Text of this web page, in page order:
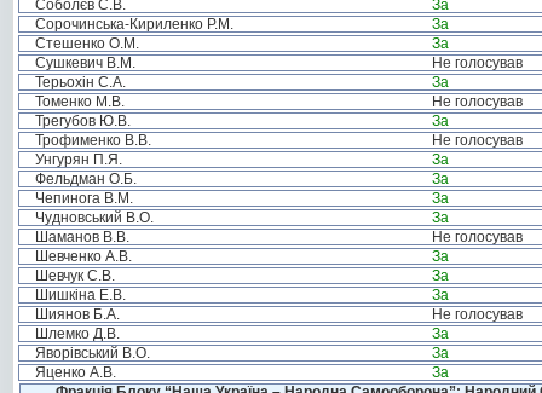
Соболєв С.В.
За
Сорочинська-Кириленко Р.М.
За
Стешенко О.М.
За
Сушкевич В.М.
Не голосував
Терьохін С.А.
За
Томенко М.В.
Не голосував
Трегубов Ю.В.
За
Трофименко В.В.
Не голосував
Унгурян П.Я.
За
Фельдман О.Б.
За
Чепинога В.М.
За
Чудновський В.О.
За
Шаманов В.В.
Не голосував
Шевченко А.В.
За
Шевчук С.В.
За
Шишкіна Е.В.
За
Шиянов Б.А.
Не голосував
Шлемко Д.В.
За
Яворівський В.О.
За
Яценко А.В.
За